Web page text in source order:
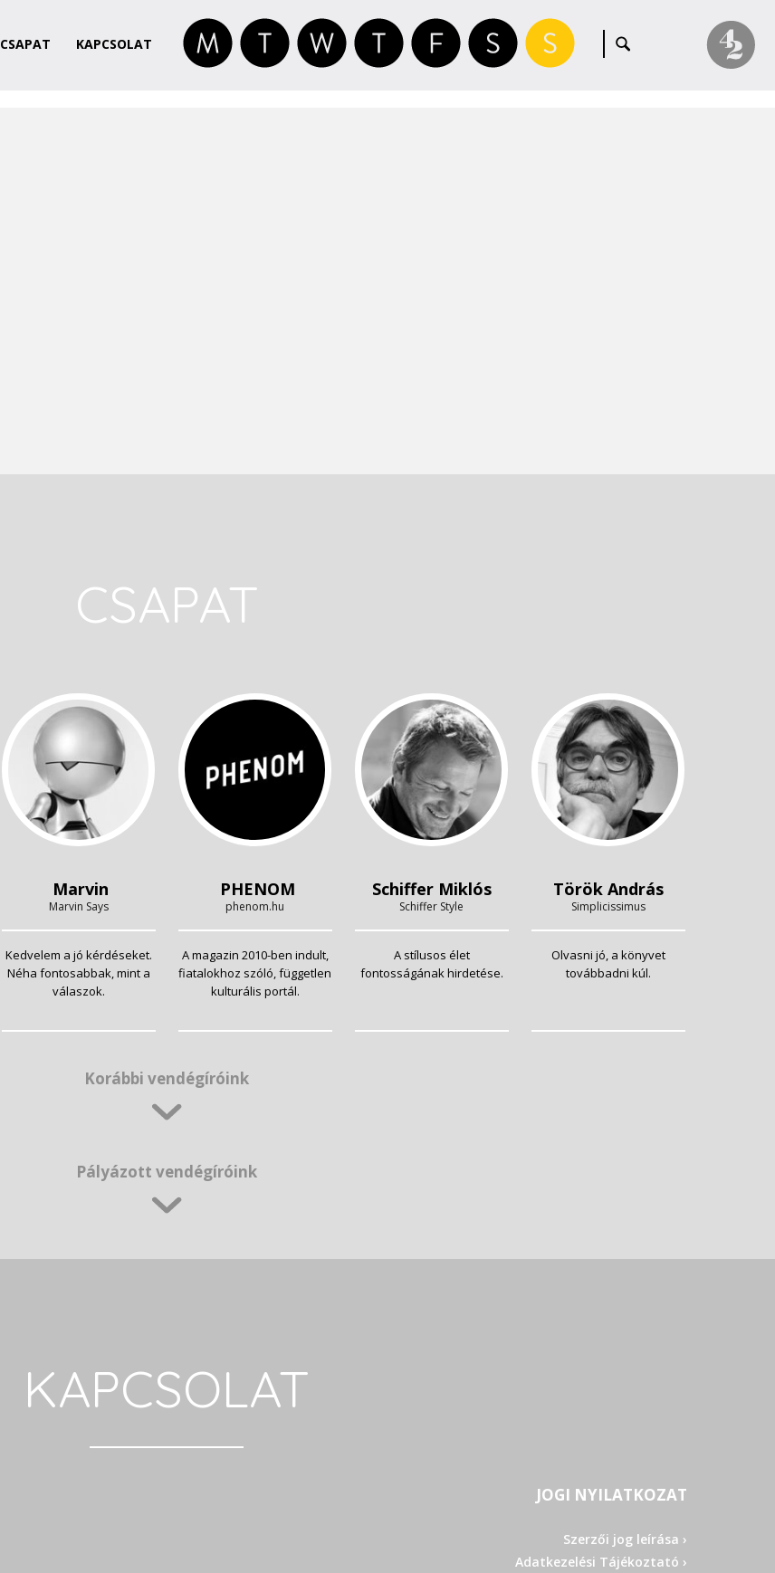
CSAPAT KAPCSOLAT
CSAPAT
Marvin
Marvin Says
Kedvelem a jó kérdéseket.
Néha fontosabbak, mint a
válaszok.
PHENOM
phenom.hu
A magazin 2010-ben indult,
fiatalokhoz szóló, független
kulturális portál.
Schiffer Miklós
Schiffer Style
A stílusos élet
fontosságának hirdetése.
Török András
Simplicissimus
Olvasni jó, a könyvet
továbbadni kúl.
Korábbi vendégíróink
Pályázott vendégíróink
KAPCSOLAT
JOGI NYILATKOZAT
Szerzői jog leírása ›
Adatkezelési Tájékoztató ›